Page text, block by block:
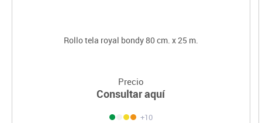
Rollo tela royal bondy 80 cm. x 25 m.
Precio
Consultar aquí
+10